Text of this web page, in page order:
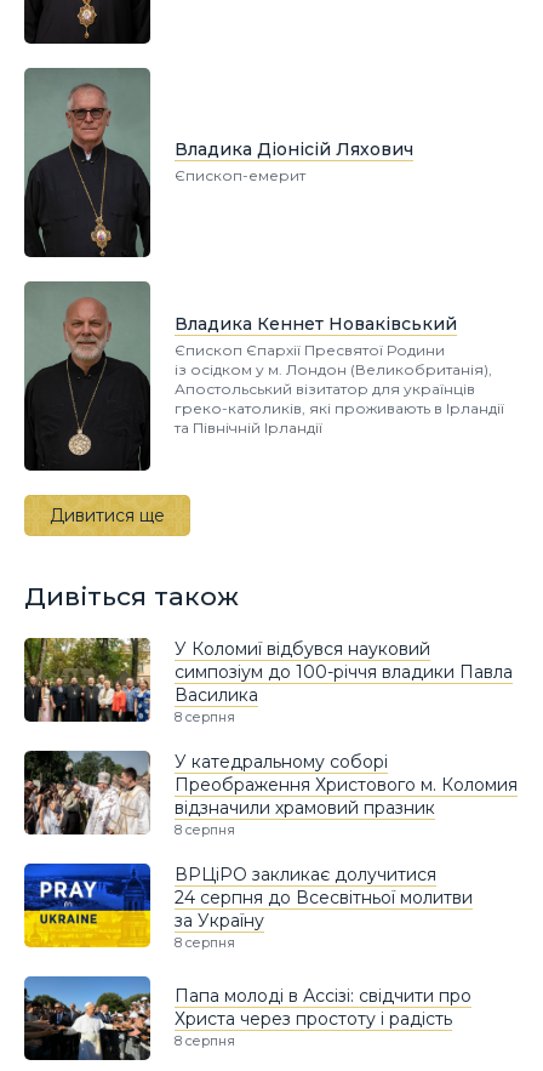
Владика Діонісій Ляхович
Єпископ-емерит
Владика Кеннет Новаківський
Єпископ Єпархії Пресвятої Родини
із осідком у м. Лондон (Великобританія),
Апостольський візитатор для українців
греко-католиків, які проживають в Ірландії
та Північній Ірландії
Дивитися ще
Дивіться також
У Коломиї відбувся науковий
симпозіум до 100-річчя владики Павла
Василика
8 серпня
У катедральному соборі
Преображення Христового м. Коломия
відзначили храмовий празник
8 серпня
ВРЦіРО закликає долучитися
24 серпня до Всесвітньої молитви
за Україну
8 серпня
Папа молоді в Ассізі: свідчити про
Христа через простоту і радість
8 серпня